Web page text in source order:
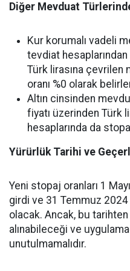
Diğer Mevduat
Kur korumalı vadeli
tevdiat
Türk lirasına çevrilen
oranı %0 olarak
Altın cinsinden
fiyatı üzerinden Türk
hesaplarında da
Yürürlük Tarihi ve
Yeni stopaj oranları 1
girdi ve 31 Temmuz
olacak. Ancak, bu
alınabileceği ve
unutulmamalıdır.